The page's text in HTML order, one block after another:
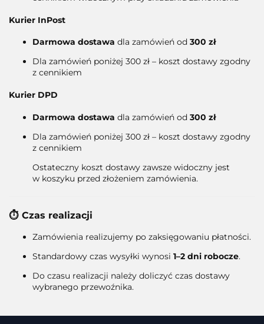
Kurier InPost
Darmowa dostawa dla zamówień od 300 zł
Dla zamówień poniżej 300 zł – koszt dostawy zgodny
z cennikiem
Kurier DPD
Darmowa dostawa dla zamówień od 300 zł
Dla zamówień poniżej 300 zł – koszt dostawy zgodny
z cennikiem
Ostateczny koszt dostawy zawsze widoczny jest
w koszyku przed złożeniem zamówienia.
⏱️ Czas realizacji
Zamówienia realizujemy po zaksięgowaniu płatności.
Standardowy czas wysyłki wynosi 1–2 dni robocze.
Do czasu realizacji należy doliczyć czas dostawy
wybranego przewoźnika.